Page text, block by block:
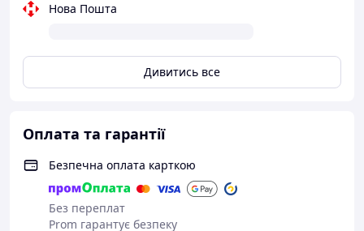
Нова Пошта
Дивитись все
Оплата та гарантії
Безпечна оплата карткою
Без переплат
Prom гарантує безпеку